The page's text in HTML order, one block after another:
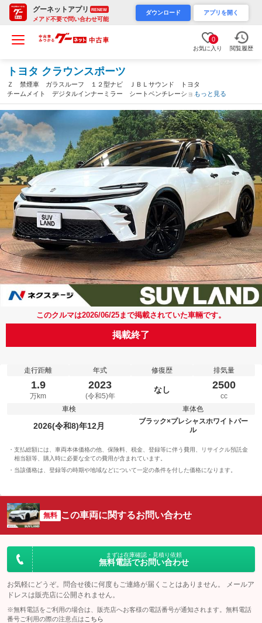
グーネットアプリ RENEW
メアド不要で問い合わせ可能
ダウンロード アプリを開く
0
お気に入り 閲覧履歴
トヨタ クラウンスポーツ
Ｚ 禁煙車 ガラスルーフ １２型ナビ ＪＢＬサウンド トヨタ
チームメイト デジタルインナーミラー シートベンチレーショ
ン ステアリングヒーター 黒革シート 電動リアゲート 純正２
１インチＡＷ ＥＴＣ（千葉県）
もっと見る
このクルマは2026/06/25まで掲載されていた車輛です。
掲載終了
走行距離
1.9
万km
年式
2023
(令和5)年
修復歴
なし
排気量
2500
cc
車検
2026(令和8)年12月
車体色
ブラック×プレシャスホワイトパー
ル
支払総額には、車両本体価格の他、保険料、税金、登録等に伴う費用、リサイクル預託金
相当額等、購入時に必要な全ての費用が含まれています。
当該価格は、登録等の時期や地域などについて一定の条件を付した価格になります。
無料 この車両に関するお問い合わせ
まずは在庫確認・見積り依頼
無料電話でお問い合わせ
お気軽にどうぞ。問合せ後に何度もご連絡が届くことはありません。 メールア
ドレスは販売店に公開されません。
※無料電話をご利用の場合は、販売店へお客様の電話番号が通知されます。無料電話
番号ご利用の際の注意点は こちら